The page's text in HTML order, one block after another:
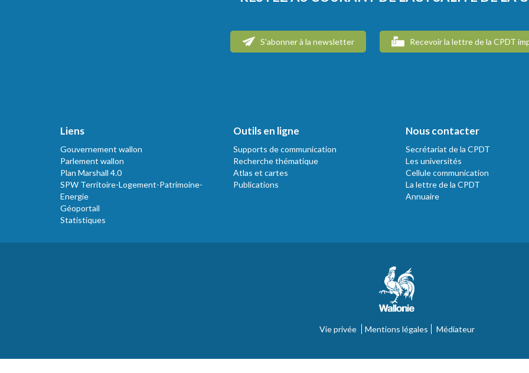
S'abonner à la newsletter Recevoir la lettre de la CPDT
Liens
Gouvernement wallon
Parlement wallon
Plan Marshall 4.0
SPW Territoire-Logement-Patrimoine-
Energie
Géoportail
Statistiques
Outils en ligne
Supports de communication
Recherche thématique
Atlas et cartes
Publications
Nous contacter
Secrétariat de la CPDT
Les universités
Cellule communication
La lettre de la CPDT
Annuaire
Vie privée Mentions légales Médiateur